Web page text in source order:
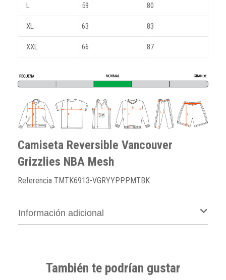
L 59 80
XL 63 83
XXL 66 87
Camiseta Reversible Vancouver
Grizzlies NBA Mesh
Referencia TMTK6913-VGRYYPPPMTBK
Información adicional
También te podrían gustar